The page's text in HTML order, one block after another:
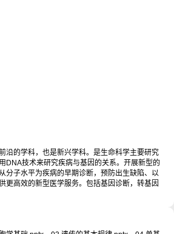
沿的学科，也是新兴学科。是生命科学主要研究
DNA技术来研究疾病与基因的关系。开展新型的
分子水平为疾病的早期诊断，预防出生缺陷、以
更高效的新型医学服务。包括基因诊断，转基因